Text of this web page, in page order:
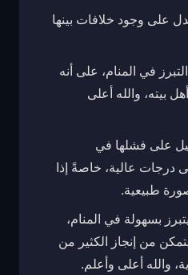
يدل على وجود خلافات بينها
في المنام، على أنه
بيته، والله أعلى
على فشلها في
درجات عالية، خاصةً إذا
طبيعية.
بسهولة في المنام،
من إنجاز الكثير من
والله أعلى وأعلم.